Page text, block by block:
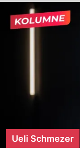
Ueli Schmezer